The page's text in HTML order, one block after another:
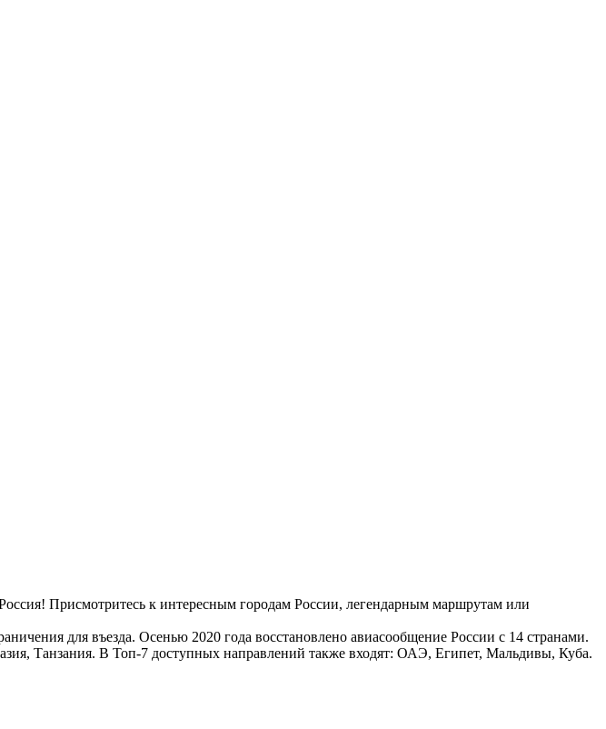
Присмотритесь к интересным городам России, легендарным маршрутам или
для въезда. Осенью 2020 года восстановлено авиасообщение России с 14 странами.
Танзания. В Топ-7 доступных направлений также входят: ОАЭ, Египет, Мальдивы, Куба.